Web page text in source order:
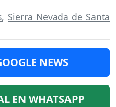
, Sierra Nevada de Santa
NEWS
EN WHATSAPP